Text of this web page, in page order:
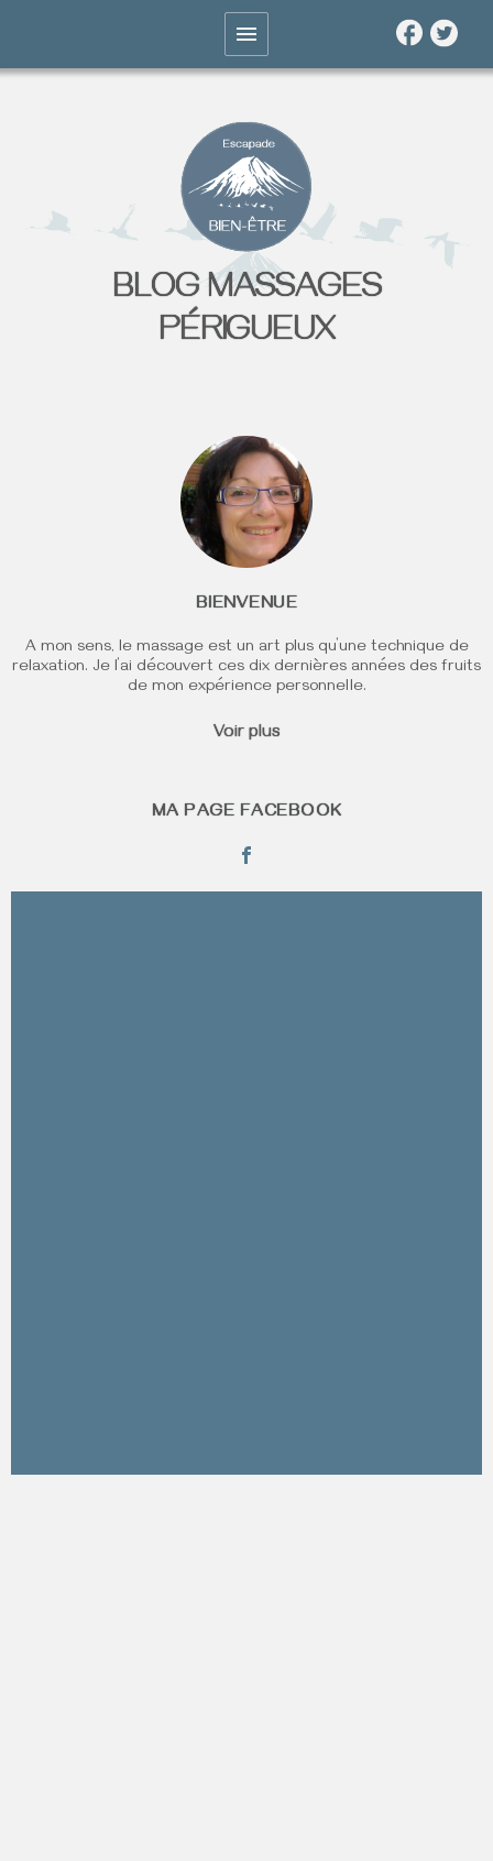
BLOG MASSAGES
PÉRIGUEUX
BIENVENUE
A mon sens, le massage est un art plus qu’une technique de
relaxation. Je l’ai découvert ces dix dernières années des fruits
de mon expérience personnelle.
Voir plus
MA PAGE FACEBOOK